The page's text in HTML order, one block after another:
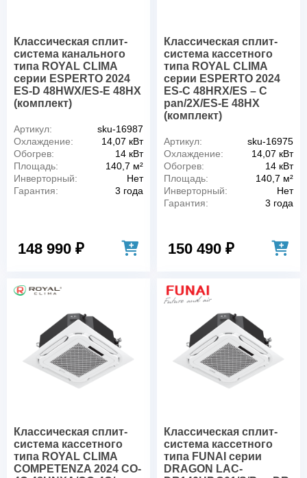
Классическая сплит-
система канального
типа ROYAL CLIMA
серии ESPERTO 2024
ES-D 48HWX/ES-E 48HX
(комплект)
Артикул:
sku-16987
Охлаждение:
14,07 кВт
Обогрев:
14 кВт
Площадь:
140,7 м²
Инверторный:
Нет
Гарантия:
3 года
148 990 ₽
Классическая сплит-
система кассетного
типа ROYAL CLIMA
серии ESPERTO 2024
ES-C 48HRX/ES – C
pan/2X/ES-E 48HX
(комплект)
Артикул:
sku-16975
Охлаждение:
14,07 кВт
Обогрев:
14 кВт
Площадь:
140,7 м²
Инверторный:
Нет
Гарантия:
3 года
150 490 ₽
Классическая сплит-
система кассетного
типа ROYAL CLIMA
COMPETENZA 2024 CO-
Классическая сплит-
система кассетного
типа FUNAI серии
DRAGON LAC-